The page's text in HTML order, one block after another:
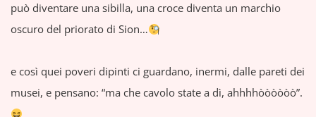
può diventare una sibilla, una croce diventa un marchio
oscuro del priorato di Sion…
e così quei poveri dipinti ci guardano, inermi, dalle pareti dei
musei, e pensano: “ma che cavolo state a dì, ahhhhòòòòòò”.